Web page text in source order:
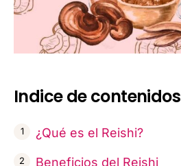
Indice de contenidos
¿Qué es el Reishi?
Beneficios del Reishi